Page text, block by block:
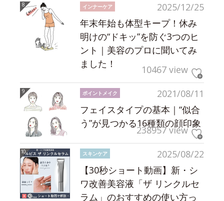
2025/12/25
インナーケア
年末年始も体型キープ！休み
明けの“ドキッ”を防ぐ3つのヒ
ント｜美容のプロに聞いてみ
ました！
10467 view
2021/08/11
ポイントメイク
フェイスタイプの基本｜“似合
う”が見つかる16種類の顔印象
238957 view
2025/08/22
スキンケア
【30秒ショート動画】新・シ
ワ改善美容液「ザ リンクルセ
ラム」のおすすめの使い方っ